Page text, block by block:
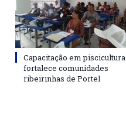
Capacitação em piscicultura
fortalece comunidades
ribeirinhas de Portel